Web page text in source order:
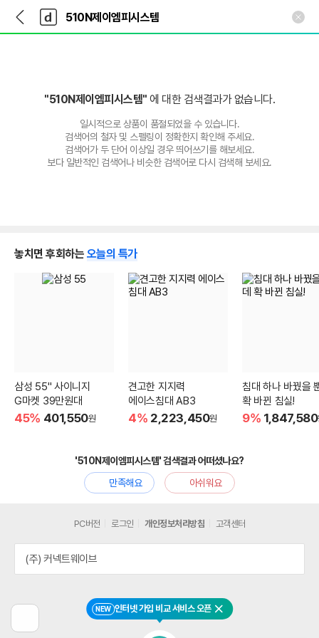
다
나
와
가
다
와
"510N제이엠피시스템" 에 대한 검색결과가 없습니다.
일시적으로 상품이 품절되었을 수 있습니다.
검색어의 철자 및 스펠링이 정확한지 확인해 주세요.
검색어가 두 단어 이상일 경우 띄어쓰기를 해보세요.
보다 일반적인 검색어나 비슷한 검색어로 다시 검색해 보세요.
놓치면 후회하는 오늘의 특가
삼성 55" 사이니지
G마켓 39만원대
45% 401,550원
견고한 지지력
에이스침대 AB3
4% 2,223,450원
침대 하나 바꿨을
확 바뀐 침실!
9% 1,847,580
'510N제이엠피시스템' 검색결과 어떠셨나요?
만족해요
아쉬워요
전
NEW 인터넷 가입 비교 서비스 오픈 닫기
PC버전 로그인 개인정보처리방침 고객센터
(주) 커넥트웨이브